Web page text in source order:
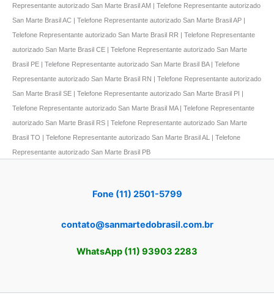
Representante autorizado San Marte Brasil AM | Telefone Representante autorizado
San Marte Brasil AC | Telefone Representante autorizado San Marte Brasil AP |
Telefone Representante autorizado San Marte Brasil RR | Telefone Representante
autorizado San Marte Brasil CE | Telefone Representante autorizado San Marte
Brasil PE | Telefone Representante autorizado San Marte Brasil BA | Telefone
Representante autorizado San Marte Brasil RN | Telefone Representante autorizado
San Marte Brasil SE | Telefone Representante autorizado San Marte Brasil PI |
Telefone Representante autorizado San Marte Brasil MA | Telefone Representante
autorizado San Marte Brasil RS | Telefone Representante autorizado San Marte
Brasil TO | Telefone Representante autorizado San Marte Brasil AL | Telefone
Representante autorizado San Marte Brasil PB
Fone (11) 2501-5799
contato@sanmartedobrasil.com.br
WhatsApp (11) 93903 2283